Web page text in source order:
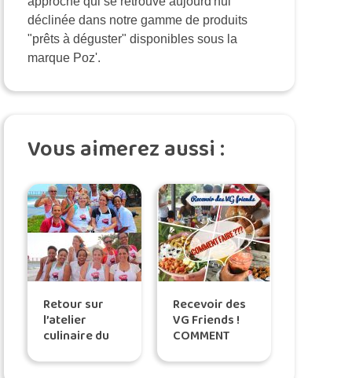
déclinée dans notre gamme de produits
"prêts à déguster" disponibles sous la
marque Poz'.
Vous aimerez aussi :
Retour sur
l’atelier
culinaire du
au Diamant
Recevoir des
VG Friends !
COMMENT